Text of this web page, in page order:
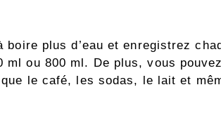
plus d’eau et enregistrez
ml ou 800 ml. De plus, vous
le café, les sodas, le lait et